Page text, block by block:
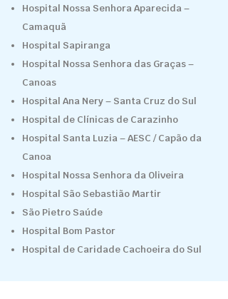
Hospital Nossa Senhora Aparecida –
Camaquã
Hospital Sapiranga
Hospital Nossa Senhora das Graças –
Canoas
Hospital Ana Nery – Santa Cruz do Sul
Hospital de Clínicas de Carazinho
Hospital Santa Luzia – AESC / Capão da
Canoa
Hospital Nossa Senhora da Oliveira
Hospital São Sebastião Martir
São Pietro Saúde
Hospital Bom Pastor
Hospital de Caridade Cachoeira do Sul